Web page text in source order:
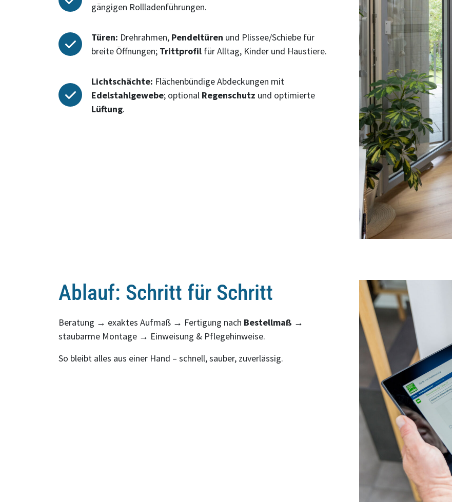
gängigen Rollladenführungen.
Türen: Drehrahmen, Pendeltüren und Plissee/Schiebe für
breite Öffnungen; Trittprofil für Alltag, Kinder und Haustiere.
Lichtschächte: Flächenbündige Abdeckungen mit
Edelstahlgewebe; optional Regenschutz und optimierte
Lüftung.
Ablauf: Schritt für Schritt
Beratung → exaktes Aufmaß → Fertigung nach Bestellmaß →
staubarme Montage → Einweisung & Pflegehinweise.
So bleibt alles aus einer Hand – schnell, sauber, zuverlässig.